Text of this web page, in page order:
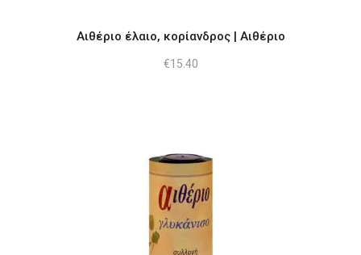
Αιθέριο έλαιο, κορίανδρος | Αιθέριο
€15.40